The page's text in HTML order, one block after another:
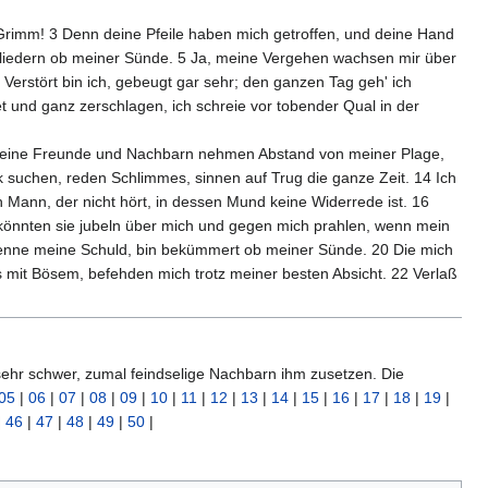
3 Denn deine Pfeile haben mich getroffen, und deine Hand
ob meiner Sünde. 5 Ja, meine Vergehen wachsen mir über
bin ich, gebeugt gar sehr; den ganzen Tag geh' ich
ganz zerschlagen, ich schreie vor tobender Qual in der
Freunde und Nachbarn nehmen Abstand von meiner Plage,
reden Schlimmes, sinnen auf Trug die ganze Zeit. 14 Ich
der nicht hört, in dessen Mund keine Widerrede ist. 16
sie jubeln über mich und gegen mich prahlen, wenn mein
meine Schuld, bin bekümmert ob meiner Sünde. 20 Die mich
Bösem, befehden mich trotz meiner besten Absicht. 22 Verlaß
schwer, zumal feindselige Nachbarn ihm zusetzen. Die
| 06 | 07 | 08 | 09 | 10 | 11 | 12 | 13 | 14 | 15 | 16 | 17 | 18 | 19 |
46 | 47 | 48 | 49 | 50 |